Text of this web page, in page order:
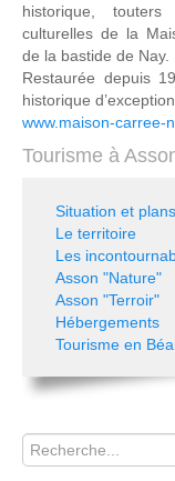
historique,
culturelles de la
de la bastide de Nay.
Restaurée depuis
historique
www.maison-carree-
Tourisme à
Situation et plans
Le territoire
Les
Asson "Nature"
Asson "Terroir"
Hébergements
Tourisme en
Rechercher